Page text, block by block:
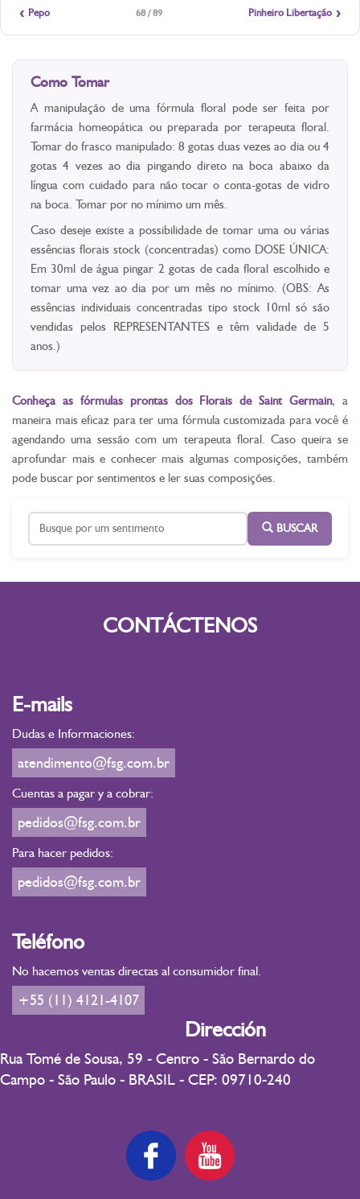
‹ Pepo 68 / 89 Pinheiro Libertação ›
Como Tomar
A manipulação de uma fórmula floral pode ser feita por
farmácia homeopática ou preparada por terapeuta floral.
Tomar do frasco manipulado: 8 gotas duas vezes ao dia ou 4
gotas 4 vezes ao dia pingando direto na boca abaixo da
língua com cuidado para não tocar o conta-gotas de vidro
na boca. Tomar por no mínimo um mês.
Caso deseje existe a possibilidade de tomar uma ou várias
essências florais stock (concentradas) como DOSE ÚNICA:
Em 30ml de água pingar 2 gotas de cada floral escolhido e
tomar uma vez ao dia por um mês no mínimo. (OBS: As
essências individuais concentradas tipo stock 10ml só são
vendidas pelos REPRESENTANTES e têm validade de 5
anos.)
Conheça as fórmulas prontas dos Florais de Saint Germain, a
maneira mais eficaz para ter uma fórmula customizada para você é
agendando uma sessão com um terapeuta floral. Caso queira se
aprofundar mais e conhecer mais algumas composições, também
pode buscar por sentimentos e ler suas composições.
BUSCAR
CONTÁCTENOS
E-mails
Dudas e Informaciones:
atendimento@fsg.com.br
Cuentas a pagar y a cobrar:
pedidos@fsg.com.br
Para hacer pedidos:
pedidos@fsg.com.br
Teléfono
No hacemos ventas directas al consumidor final.
+55 (11) 4121-4107
Dirección
Rua Tomé de Sousa, 59 - Centro - São Bernardo do
Campo - São Paulo - BRASIL - CEP: 09710-240